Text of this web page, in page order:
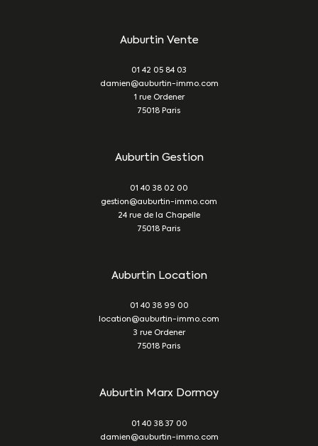
Auburtin Vente
01 42 05 84 03
damien@auburtin-immo.com
1 rue Ordener
75018
Paris
Auburtin Gestion
01 40 38 02 00
gestion@auburtin-immo.com
24 rue de la Chapelle
75018
Paris
Auburtin Location
01 40 38 99 00
location@auburtin-immo.com
3 rue Ordener
75018
Paris
Auburtin Marx Dormoy
01 40 38 37 00
damien@auburtin-immo.com